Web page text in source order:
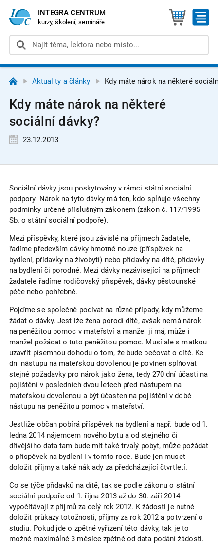
INTEGRA CENTRUM
kurzy, školení, semináře
Aktuality a články Kdy máte nárok na některé
Kdy máte nárok na některé
sociální dávky?
23.12.2013
Sociální dávky jsou poskytovány v rámci státní sociální
podpory. Nárok na tyto dávky má ten, kdo splňuje všechny
podmínky určené příslušným zákonem (zákon č. 117/1995
Sb. o státní sociální podpoře).
Mezi příspěvky, které jsou závislé na příjmech žadatele,
řadíme především dávky hmotné nouze (příspěvek na
bydlení, přídavky na živobytí) nebo přídavky na dítě, přídavky
na bydlení či porodné. Mezi dávky nezávisející na příjmech
žadatele řadíme rodičovský příspěvek, dávky pěstounské
péče nebo pohřebné.
Pojďme se společně podívat na různé případy, kdy můžeme
žádat o dávky. Jestliže žena porodí dítě, avšak nemá nárok
na peněžitou pomoc v mateřství a manžel ji má, může i
manžel požádat o tuto peněžitou pomoc. Musí ale s matkou
uzavřít písemnou dohodu o tom, že bude pečovat o dítě. Ke
dni nástupu na mateřskou dovolenou je povinen splňovat
stejné požadavky pro nárok jako žena, tedy 270 dní účasti na
pojištění v posledních dvou letech před nástupem na
mateřskou dovolenou a být účasten na pojištění v době
nástupu na peněžitou pomoc v mateřství.
Jestliže občan pobírá příspěvek na bydlení a např. bude od 1.
ledna 2014 nájemcem nového bytu a od stejného či
dřívějšího data tam bude mít také trvalý pobyt, může požádat
o příspěvek na bydlení i v tomto roce. Bude jen muset
doložit příjmy a také náklady za předcházející čtvrtletí.
Co se týče přídavků na dítě, tak se podle zákonu o státní
sociální podpoře od 1. října 2013 až do 30. září 2014
vypočítávají z příjmů za celý rok 2012. K žádosti je nutné
doložit průkazy totožnosti, příjmy za rok 2012 a potvrzení o
studiu. Pokud jde o zpětné vyřízení této dávky, tak je to
možné maximálně 3 měsíce zpětně od data podání žádosti.